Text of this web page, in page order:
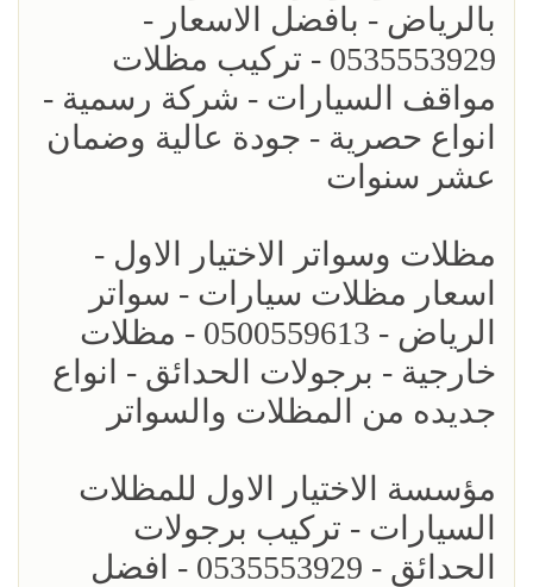
بالرياض - بافضل الاسعار -
0535553929 - تركيب مظلات
مواقف السيارات - شركة رسمية -
انواع حصرية - جودة عالية وضمان
عشر سنوات
مظلات وسواتر الاختيار الاول -
اسعار مظلات سيارات - سواتر
الرياض - 0500559613 - مظلات
خارجية - برجولات الحدائق - انواع
جديده من المظلات والسواتر
مؤسسة الاختيار الاول للمظلات
السيارات - تركيب برجولات
الحدائق - 0535553929 - افضل